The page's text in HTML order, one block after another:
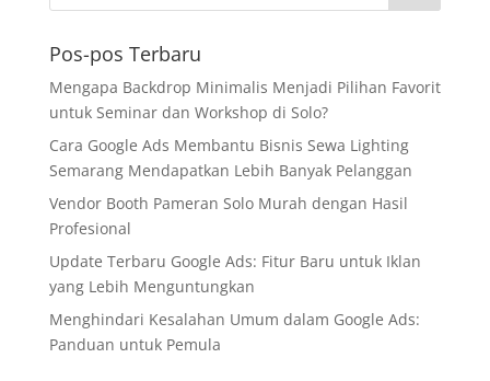
Pos-pos Terbaru
Mengapa Backdrop Minimalis Menjadi Pilihan Favorit
untuk Seminar dan Workshop di Solo?
Cara Google Ads Membantu Bisnis Sewa Lighting
Semarang Mendapatkan Lebih Banyak Pelanggan
Vendor Booth Pameran Solo Murah dengan Hasil
Profesional
Update Terbaru Google Ads: Fitur Baru untuk Iklan
yang Lebih Menguntungkan
Menghindari Kesalahan Umum dalam Google Ads:
Panduan untuk Pemula